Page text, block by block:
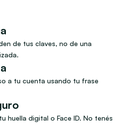
de tus claves, no de una
a tu cuenta usando tu frase
huella digital o Face ID. No tenés